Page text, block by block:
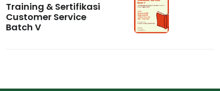
Training & Sertifikasi
Customer Service
Batch V